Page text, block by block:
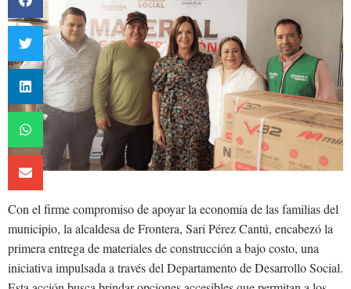
Con el firme compromiso de apoyar la economía de las familias del
municipio, la alcaldesa de Frontera, Sari Pérez Cantú, encabezó la
primera entrega de materiales de construcción a bajo costo, una
iniciativa impulsada a través del Departamento de Desarrollo Social.